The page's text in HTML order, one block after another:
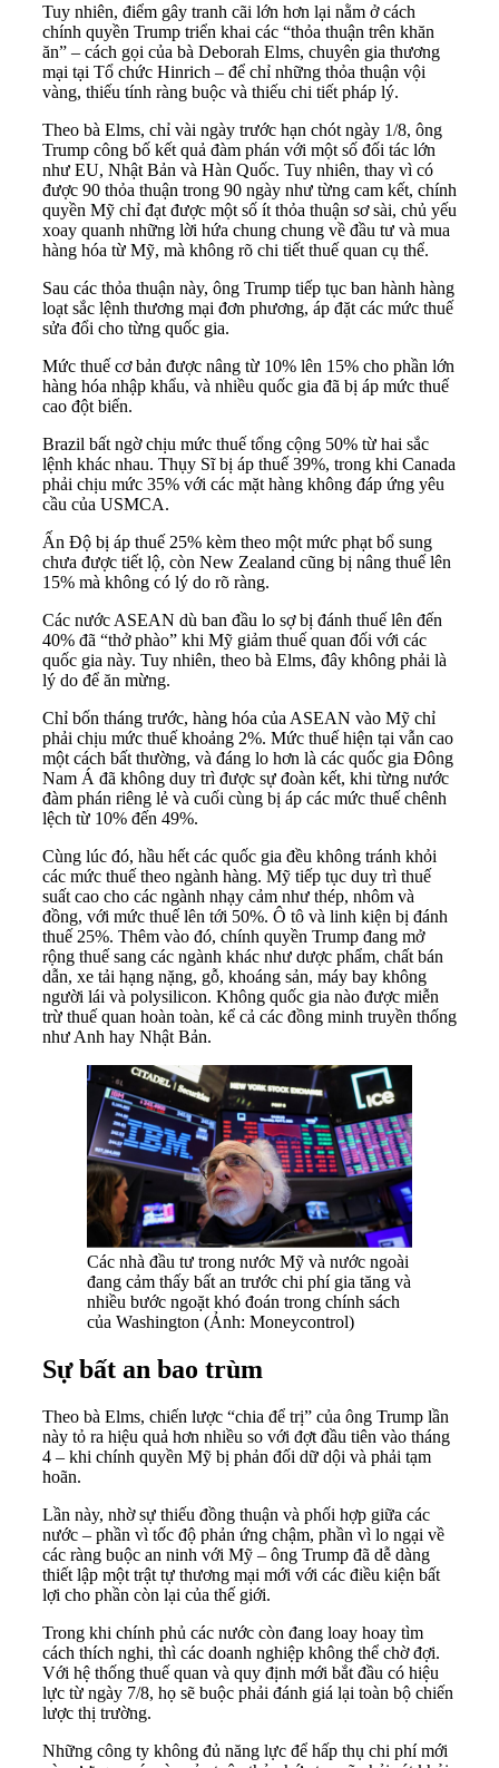
Tuy nhiên, điểm gây tranh cãi lớn hơn lại nằm ở cách
chính quyền Trump triển khai các “thỏa thuận trên khăn
ăn” – cách gọi của bà Deborah Elms, chuyên gia thương
mại tại Tổ chức Hinrich – để chỉ những thỏa thuận vội
vàng, thiếu tính ràng buộc và thiếu chi tiết pháp lý.
Theo bà Elms, chỉ vài ngày trước hạn chót ngày 1/8, ông
Trump công bố kết quả đàm phán với một số đối tác lớn
như EU, Nhật Bản và Hàn Quốc. Tuy nhiên, thay vì có
được 90 thỏa thuận trong 90 ngày như từng cam kết, chính
quyền Mỹ chỉ đạt được một số ít thỏa thuận sơ sài, chủ yếu
xoay quanh những lời hứa chung chung về đầu tư và mua
hàng hóa từ Mỹ, mà không rõ chi tiết thuế quan cụ thể.
Sau các thỏa thuận này, ông Trump tiếp tục ban hành hàng
loạt sắc lệnh thương mại đơn phương, áp đặt các mức thuế
sửa đổi cho từng quốc gia.
Mức thuế cơ bản được nâng từ 10% lên 15% cho phần lớn
hàng hóa nhập khẩu, và nhiều quốc gia đã bị áp mức thuế
cao đột biến.
Brazil bất ngờ chịu mức thuế tổng cộng 50% từ hai sắc
lệnh khác nhau. Thụy Sĩ bị áp thuế 39%, trong khi Canada
phải chịu mức 35% với các mặt hàng không đáp ứng yêu
cầu của USMCA.
Ấn Độ bị áp thuế 25% kèm theo một mức phạt bổ sung
chưa được tiết lộ, còn New Zealand cũng bị nâng thuế lên
15% mà không có lý do rõ ràng.
Các nước ASEAN dù ban đầu lo sợ bị đánh thuế lên đến
40% đã “thở phào” khi Mỹ giảm thuế quan đối với các
quốc gia này. Tuy nhiên, theo bà Elms, đây không phải là
lý do để ăn mừng.
Chỉ bốn tháng trước, hàng hóa của ASEAN vào Mỹ chỉ
phải chịu mức thuế khoảng 2%. Mức thuế hiện tại vẫn cao
một cách bất thường, và đáng lo hơn là các quốc gia Đông
Nam Á đã không duy trì được sự đoàn kết, khi từng nước
đàm phán riêng lẻ và cuối cùng bị áp các mức thuế chênh
lệch từ 10% đến 49%.
Cùng lúc đó, hầu hết các quốc gia đều không tránh khỏi
các mức thuế theo ngành hàng. Mỹ tiếp tục duy trì thuế
suất cao cho các ngành nhạy cảm như thép, nhôm và
đồng, với mức thuế lên tới 50%. Ô tô và linh kiện bị đánh
thuế 25%. Thêm vào đó, chính quyền Trump đang mở
rộng thuế sang các ngành khác như dược phẩm, chất bán
dẫn, xe tải hạng nặng, gỗ, khoáng sản, máy bay không
người lái và polysilicon. Không quốc gia nào được miễn
trừ thuế quan hoàn toàn, kể cả các đồng minh truyền thống
như Anh hay Nhật Bản.
Các nhà đầu tư trong nước Mỹ và nước ngoài
đang cảm thấy bất an trước chi phí gia tăng và
nhiều bước ngoặt khó đoán trong chính sách
của Washington (Ảnh: Moneycontrol)
Sự bất an bao trùm
Theo bà Elms, chiến lược “chia để trị” của ông Trump lần
này tỏ ra hiệu quả hơn nhiều so với đợt đầu tiên vào tháng
4 – khi chính quyền Mỹ bị phản đối dữ dội và phải tạm
hoãn.
Lần này, nhờ sự thiếu đồng thuận và phối hợp giữa các
nước – phần vì tốc độ phản ứng chậm, phần vì lo ngại về
các ràng buộc an ninh với Mỹ – ông Trump đã dễ dàng
thiết lập một trật tự thương mại mới với các điều kiện bất
lợi cho phần còn lại của thế giới.
Trong khi chính phủ các nước còn đang loay hoay tìm
cách thích nghi, thì các doanh nghiệp không thể chờ đợi.
Với hệ thống thuế quan và quy định mới bắt đầu có hiệu
lực từ ngày 7/8, họ sẽ buộc phải đánh giá lại toàn bộ chiến
lược thị trường.
Những công ty không đủ năng lực để hấp thụ chi phí mới